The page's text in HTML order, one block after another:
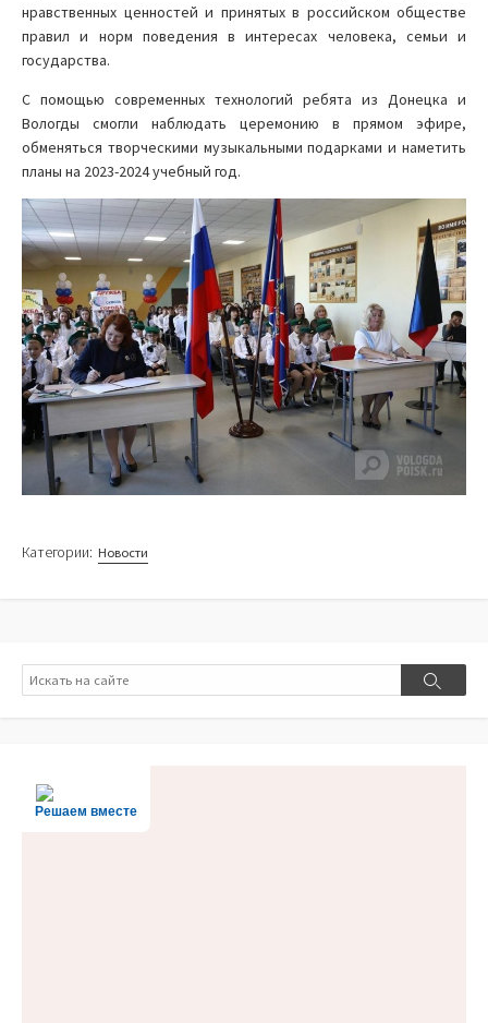
нравственных ценностей и принятых в российском обществе
правил и норм поведения в интересах человека, семьи и
государства.
С помощью современных технологий ребята из Донецка и
Вологды смогли наблюдать церемонию в прямом эфире,
обменяться творческими музыкальными подарками и наметить
планы на 2023-2024 учебный год.
Категории: Новости
Поиск
Поиск
Решаем вместе